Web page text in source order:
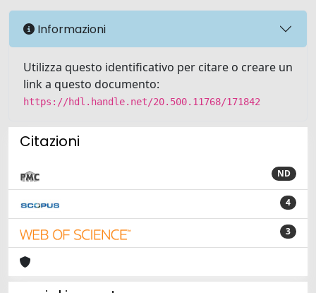
Informazioni
Utilizza questo identificativo per citare o creare un
link a questo documento:
https://hdl.handle.net/20.500.11768/171842
Citazioni
ND
4
3